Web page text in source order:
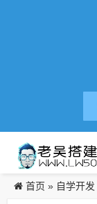
首页 » 自学开发